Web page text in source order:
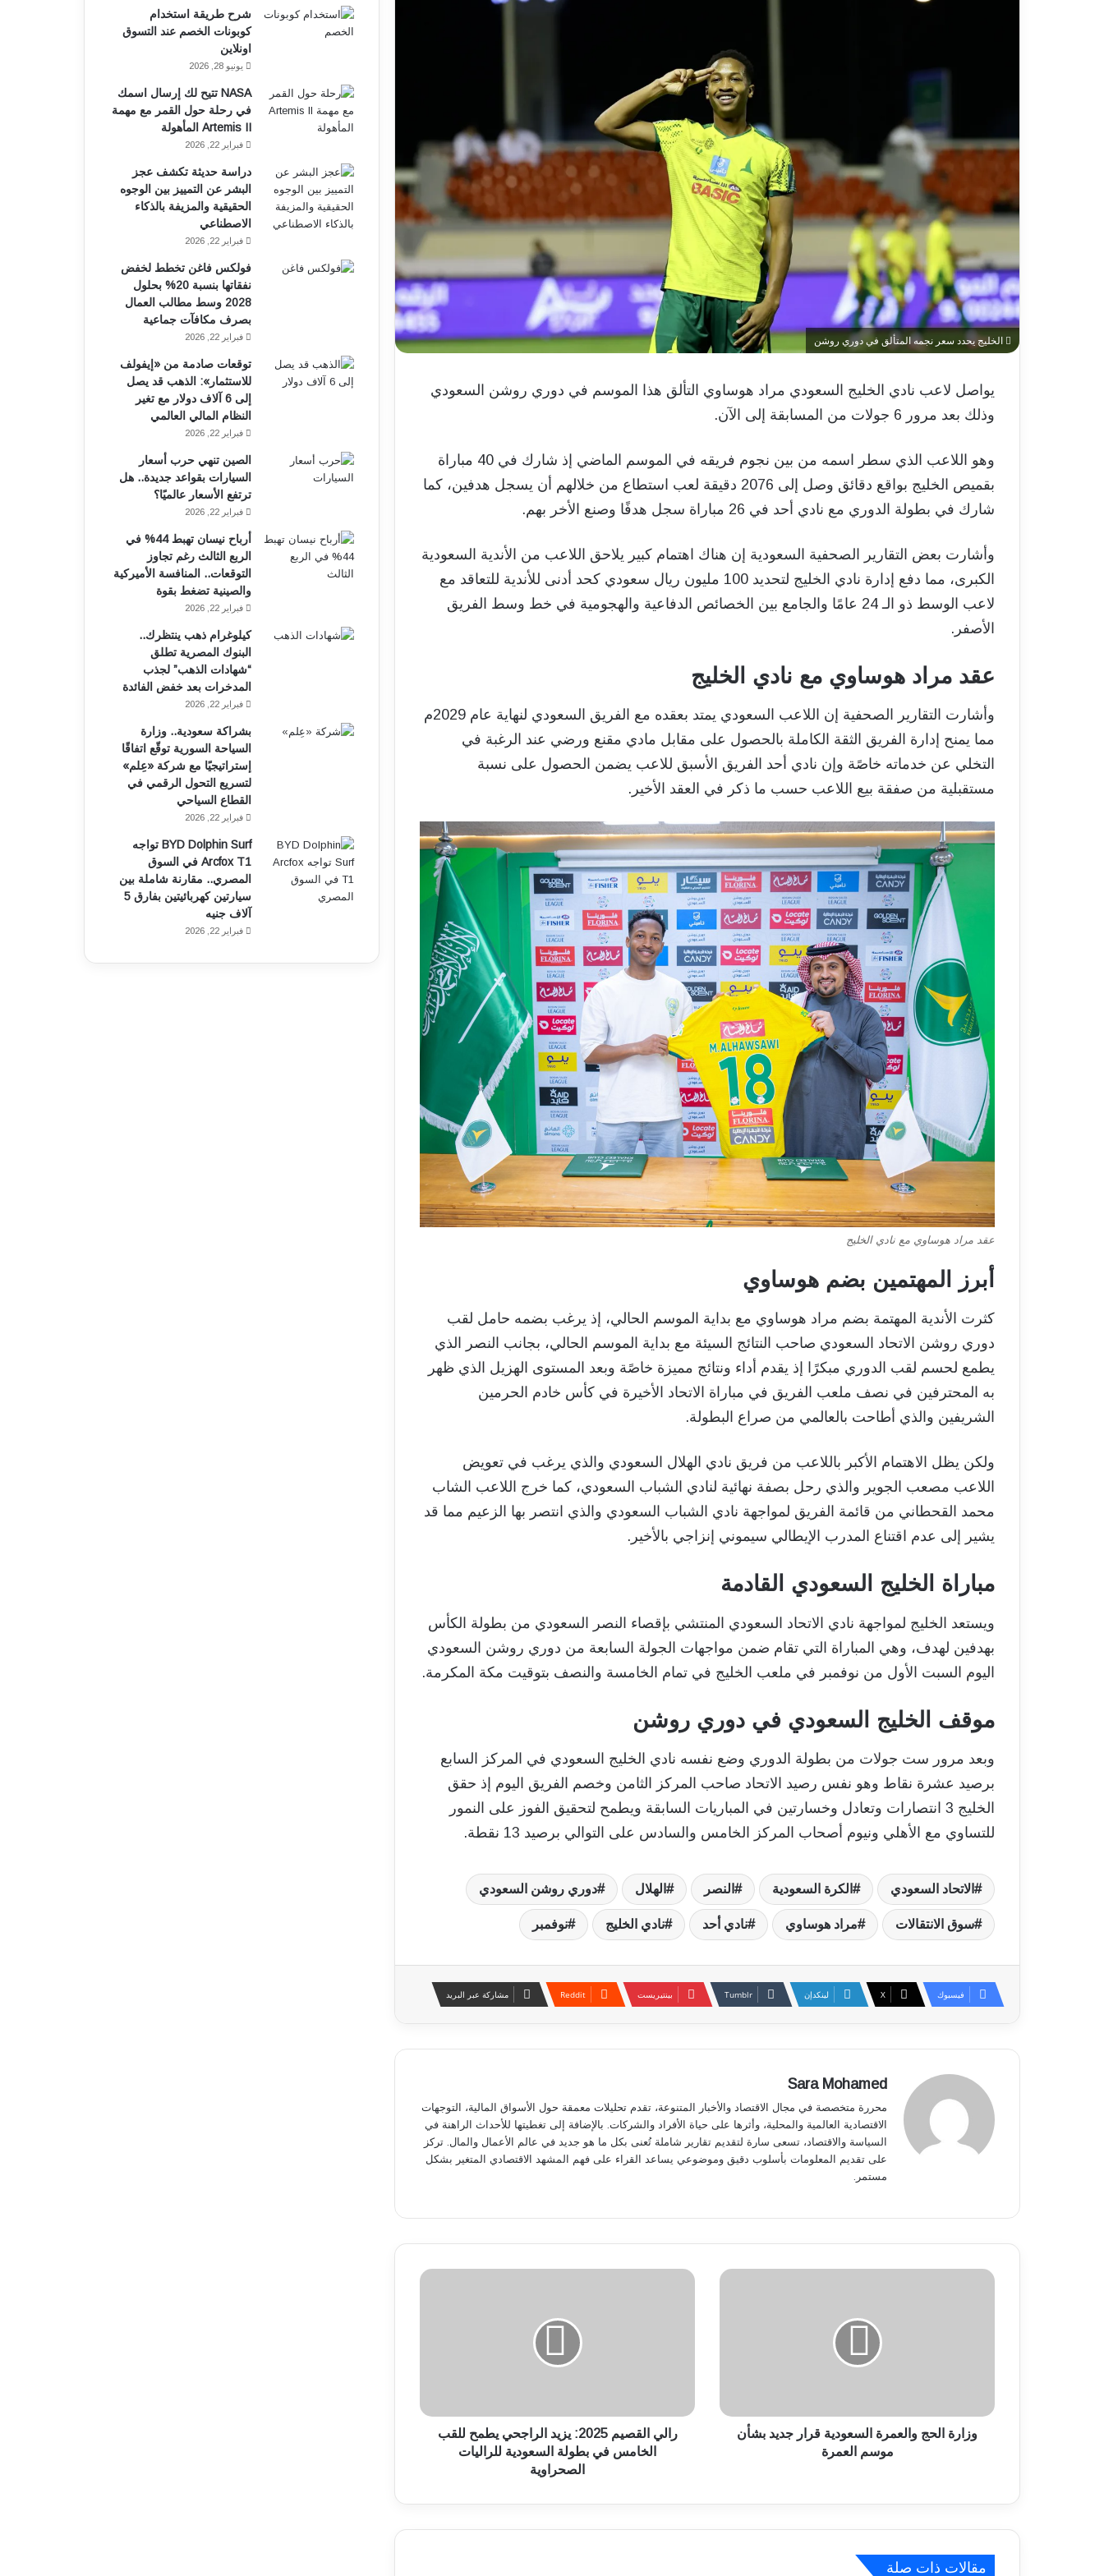
الخليج يحدد سعر نجمه المتألق في دوري روشن
يواصل لاعب نادي الخليج السعودي مراد هوساوي التألق هذا الموسم في دوري روشن السعودي
وذلك بعد مرور 6 جولات من المسابقة إلى الآن.
وهو اللاعب الذي سطر اسمه من بين نجوم فريقه في الموسم الماضي إذ شارك في 40 مباراة
بقميص الخليج بواقع دقائق وصل إلى 2076 دقيقة لعب استطاع من خلالهم أن يسجل هدفين، كما
شارك في بطولة الدوري مع نادي أحد في 26 مباراة سجل هدفًا وصنع الأخر بهم.
وأشارت بعض التقارير الصحفية السعودية إن هناك اهتمام كبير يلاحق اللاعب من الأندية السعودية
الكبرى، مما دفع إدارة نادي الخليج لتحديد 100 مليون ريال سعودي كحد أدنى للأندية للتعاقد مع
لاعب الوسط ذو الـ 24 عامًا والجامع بين الخصائص الدفاعية والهجومية في خط وسط الفريق
الأصفر.
عقد مراد هوساوي مع نادي الخليج
وأشارت التقارير الصحفية إن اللاعب السعودي يمتد بعقده مع الفريق السعودي لنهاية عام 2029م
مما يمنح إدارة الفريق الثقة الكاملة بالحصول على مقابل مادي مقنع ورضي عند الرغبة في
التخلي عن خدماته خاصًة وإن نادي أحد الفريق الأسبق للاعب يضمن الحصول على نسبة
مستقبلية من صفقة بيع اللاعب حسب ما ذكر في العقد الأخير.
عقد مراد هوساوي مع نادي الخليج
أبرز المهتمين بضم هوساوي
كثرت الأندية المهتمة بضم مراد هوساوي مع بداية الموسم الحالي، إذ يرغب بضمه حامل لقب
دوري روشن الاتحاد السعودي صاحب النتائج السيئة مع بداية الموسم الحالي، بجانب النصر الذي
يطمع لحسم لقب الدوري مبكرًا إذ يقدم أداء ونتائج مميزة خاصًة وبعد المستوى الهزيل الذي ظهر
به المحترفين في نصف ملعب الفريق في مباراة الاتحاد الأخيرة في كأس خادم الحرمين
الشريفين والذي أطاحت بالعالمي من صراع البطولة.
ولكن يظل الاهتمام الأكبر باللاعب من فريق نادي الهلال السعودي والذي يرغب في تعويض
اللاعب مصعب الجوير والذي رحل بصفة نهائية لنادي الشباب السعودي، كما خرج اللاعب الشاب
محمد القحطاني من قائمة الفريق لمواجهة نادي الشباب السعودي والذي انتصر بها الزعيم مما قد
يشير إلى عدم اقتناع المدرب الإيطالي سيموني إنزاجي بالأخير.
مباراة الخليج السعودي القادمة
ويستعد الخليج لمواجهة نادي الاتحاد السعودي المنتشي بإقصاء النصر السعودي من بطولة الكأس
بهدفين لهدف، وهي المباراة التي تقام ضمن مواجهات الجولة السابعة من دوري روشن السعودي
اليوم السبت الأول من نوفمبر في ملعب الخليج في تمام الخامسة والنصف بتوقيت مكة المكرمة.
موقف الخليج السعودي في دوري روشن
وبعد مرور ست جولات من بطولة الدوري وضع نفسه نادي الخليج السعودي في المركز السابع
برصيد عشرة نقاط وهو نفس رصيد الاتحاد صاحب المركز الثامن وخصم الفريق اليوم إذ حقق
الخليج 3 انتصارات وتعادل وخسارتين في المباريات السابقة ويطمح لتحقيق الفوز على النمور
للتساوي مع الأهلي ونيوم أصحاب المركز الخامس والسادس على التوالي برصيد 13 نقطة.
الاتحاد السعودي الكرة السعودية النصر الهلال دوري روشن السعودي
سوق الانتقالات مراد هوساوي نادي أحد نادي الخليج نوفمبر
فيسبوك ‫X لينكدإن بينتيريست مشاركة عبر البريد
Sara Mohamed
محررة متخصصة في مجال الاقتصاد والأخبار المتنوعة، تقدم تحليلات معمقة حول الأسواق المالية، التوجهات
الاقتصادية العالمية والمحلية، وأثرها على حياة الأفراد والشركات. بالإضافة إلى تغطيتها للأحداث الراهنة في
السياسة والاقتصاد، تسعى سارة لتقديم تقارير شاملة تُعنى بكل ما هو جديد في عالم الأعمال والمال. تركز
على تقديم المعلومات بأسلوب دقيق وموضوعي يساعد القراء على فهم المشهد الاقتصادي المتغير بشكل
مستمر.
و
ج
م
ا
وزارة الحج والعمرة السعودية قرار جديد بشأن
موسم العمرة
ر
ي
5
رالي القصيم 2025: يزيد الراجحي يطمح للقب
الخامس في بطولة السعودية للراليات
الصحراوية
مقالات ذات صلة
ك
ب
شرح طريقة استخدام
كوبونات الخصم عند التسوق
اونلاين
يونيو 28, 2026
NASA تتيح لك إرسال اسمك
في رحلة حول القمر مع مهمة
Artemis II المأهولة
فبراير 22, 2026
دراسة حديثة تكشف عجز
البشر عن التمييز بين الوجوه
الحقيقية والمزيفة بالذكاء
الاصطناعي
فبراير 22, 2026
فولكس فاغن تخطط لخفض
نفقاتها بنسبة 20% بحلول
2028 وسط مطالب العمال
بصرف مكافآت جماعية
فبراير 22, 2026
توقعات صادمة من «إيفولف
للاستثمار»: الذهب قد يصل
إلى 6 آلاف دولار مع تغير
النظام المالي العالمي
فبراير 22, 2026
الصين تنهي حرب أسعار
السيارات بقواعد جديدة.. هل
ترتفع الأسعار عالميًا؟
فبراير 22, 2026
أرباح نيسان تهبط 44% في
الربع الثالث رغم تجاوز
التوقعات.. المنافسة الأميركية
والصينية تضغط بقوة
فبراير 22, 2026
كيلوغرام ذهب ينتظرك..
البنوك المصرية تطلق
“شهادات الذهب” لجذب
المدخرات بعد خفض الفائدة
فبراير 22, 2026
بشراكة سعودية.. وزارة
السياحة السورية توقّع اتفاقًا
إستراتيجيًا مع شركة «عِلم»
لتسريع التحول الرقمي في
القطاع السياحي
فبراير 22, 2026
BYD Dolphin Surf تواجه
Arcfox T1 في السوق
المصري.. مقارنة شاملة بين
سيارتين كهربائيتين بفارق 5
آلاف جنيه
فبراير 22, 2026